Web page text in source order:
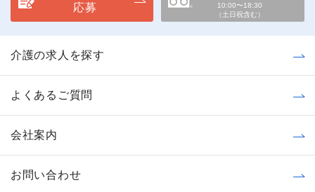
応募
10:00〜18:30
（土日祝含む）
介護の求人を探す
よくあるご質問
会社案内
お問い合わせ